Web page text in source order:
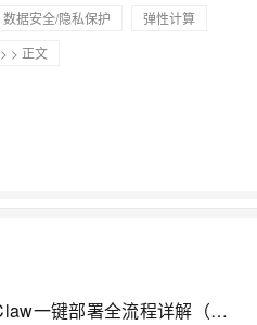
数据安全/隐私保护
弹性计算
> > 正文
零基础入门：阿里云OpenClaw一键部署全流程详解（附避坑指南）